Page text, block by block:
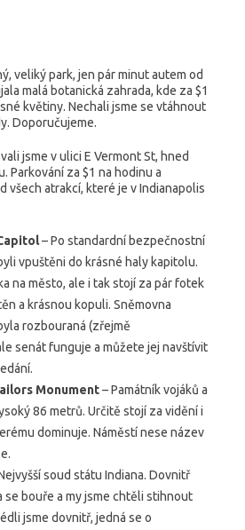
veliký park, jen pár minut autem od
malá botanická zahrada, kde za $1
květiny. Nechali jsme se vtáhnout
Doporučujeme.
jsme v ulici E Vermont St, hned
Parkování za $1 na hodinu a
všech atrakcí, které je v Indianapolis
– Po standardní bezpečnostní
vpuštěni do krásné haly kapitolu.
na město, ale i tak stojí za pár fotek
a krásnou kopuli. Sněmovna
rozbouraná (zřejmě
senát funguje a můžete jej navštívit
Monument– Památník vojáků a
86 metrů. Určitě stojí za vidění i
dominuje. Náměstí nese název
soud státu Indiana. Dovnitř
se bouře a my jsme chtěli stihnout
jsme dovnitř, jedná se o